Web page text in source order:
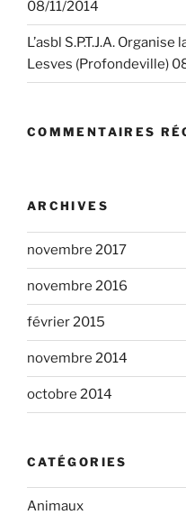
08/11/2014
L’asbl S.P.T.J.A.
Lesves (Profondeville)
COMMENTAIRES
ARCHIVES
novembre 2017
novembre 2016
février 2015
novembre 2014
octobre 2014
CATÉGORIES
Animaux